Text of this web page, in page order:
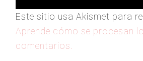
Este sitio usa Akismet para
Aprende cómo se procesan
comentarios.